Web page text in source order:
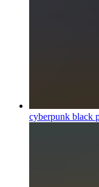
cyberpunk black